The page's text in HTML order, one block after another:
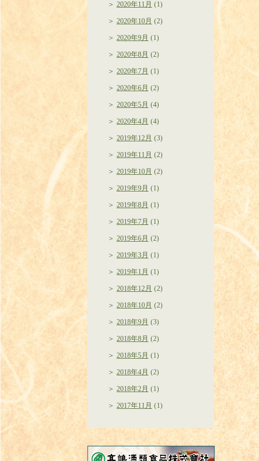
2020年11月 (1)
2020年10月 (2)
2020年9月 (1)
2020年8月 (2)
2020年7月 (1)
2020年6月 (2)
2020年5月 (4)
2020年4月 (4)
2019年12月 (3)
2019年11月 (2)
2019年10月 (2)
2019年9月 (1)
2019年8月 (1)
2019年7月 (1)
2019年6月 (2)
2019年3月 (1)
2019年1月 (1)
2018年12月 (2)
2018年10月 (2)
2018年9月 (3)
2018年8月 (2)
2018年5月 (1)
2018年4月 (2)
2018年2月 (1)
2017年11月 (1)